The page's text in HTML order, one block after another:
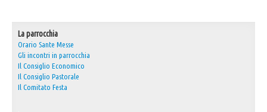
Festa Sant'Agostino
RASSEGNA PRESEPI DOMESTICI 2020
Video
L'Oratorio in Festa 2015
La parrocchia
Orario Sante Messe
Gli incontri in parrocchia
Il Consiglio Economico
Il Consiglio Pastorale
Il Comitato Festa